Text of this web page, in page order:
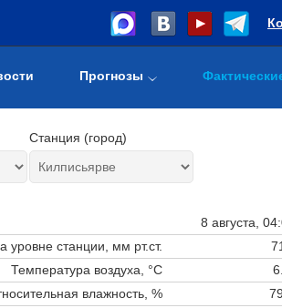
Прогнозы
Станция (город)
8 августа,
уровне станции, мм рт.ст.
Температура воздуха, °C
влажность, %